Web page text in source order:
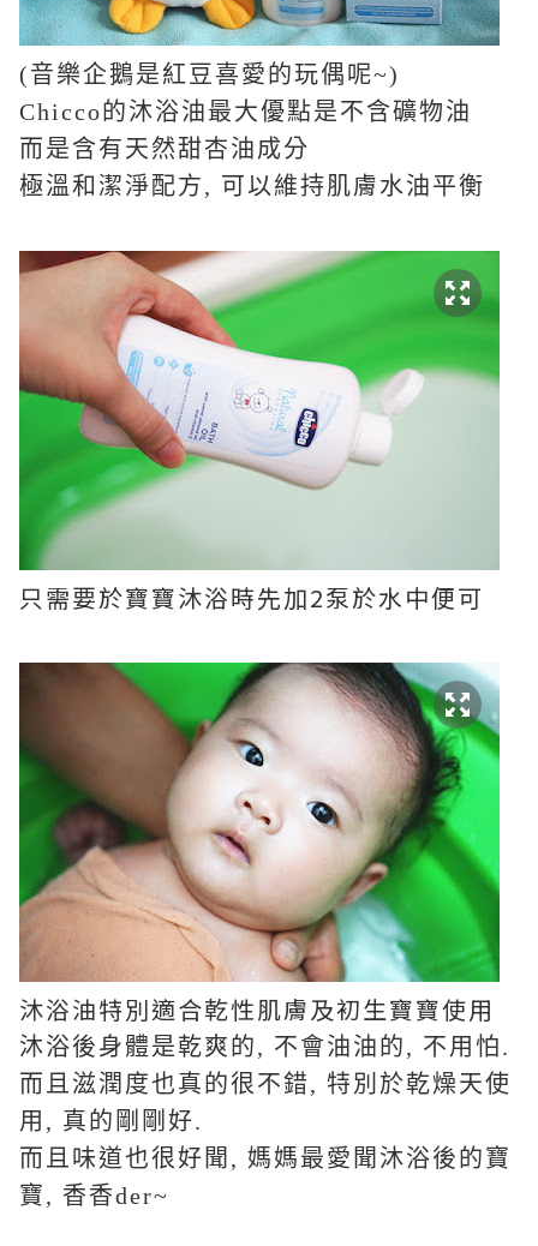
(音樂企鵝是紅豆喜愛的玩偶呢~)
Chicco的沐浴油最大優點是不含礦物油
而是含有天然甜杏油成分
極溫和潔淨配方, 可以維持肌膚水油平衡
只需要於寶寶沐浴時先加2泵於水中便可
沐浴油特別適合乾性肌膚及初生寶寶使用
沐浴後身體是乾爽的, 不會油油的, 不用怕.
而且滋潤度也真的很不錯, 特別於乾燥天使
用 , 真的剛剛好.
而且味道也很好聞 , 媽媽最愛聞沐浴後的寶
寶, 香香der~